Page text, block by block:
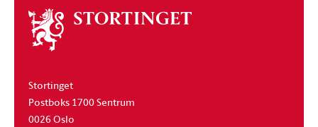
Om
stortinget
Stortinget
Postboks 1700 Sentrum
0026 Oslo